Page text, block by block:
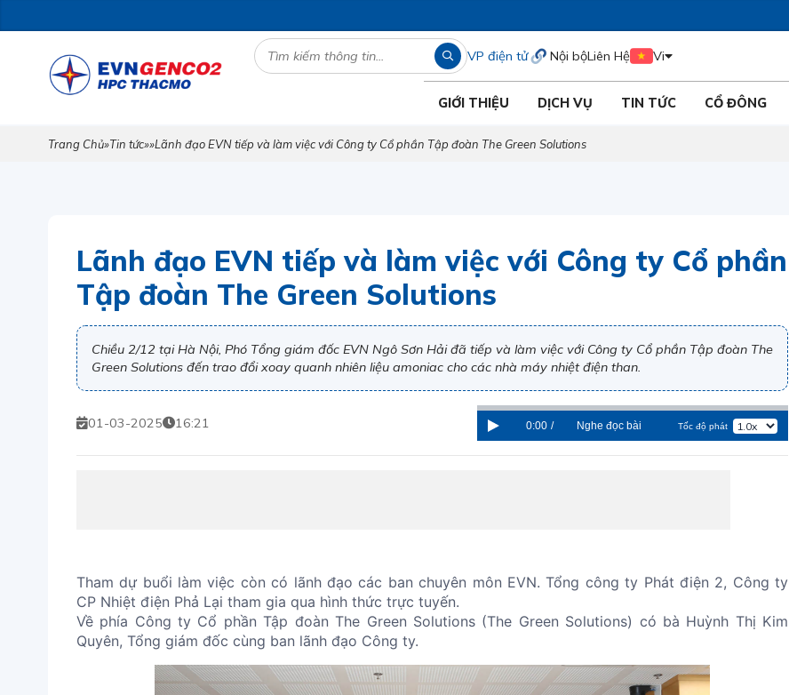
VP điện tử Nội bộLiên Hệ Vi
GIỚI THIỆU DỊCH VỤ TIN TỨC CỔ ĐÔNG
Trang Chủ»Tin tức»»Lãnh đạo EVN tiếp và làm việc với Công ty Cổ phần Tập đoàn The Green Solutions
Lãnh đạo EVN tiếp và làm việc với Công ty Cổ phần
Tập đoàn The Green Solutions
Chiều 2/12 tại Hà Nội, Phó Tổng giám đốc EVN Ngô Sơn Hải đã tiếp và làm việc với Công ty Cổ phần Tập đoàn The
Green Solutions đến trao đổi xoay quanh nhiên liệu amoniac cho các nhà máy nhiệt điện than.
01-03-2025 16:21 0:00 / Nghe đọc bài Tốc độ phát
Tham dự buổi làm việc còn có lãnh đạo các ban chuyên môn EVN. Tổng công ty Phát điện 2, Công ty
CP Nhiệt điện Phả Lại tham gia qua hình thức trực tuyến.
Về phía Công ty Cổ phần Tập đoàn The Green Solutions (The Green Solutions) có bà Huỳnh Thị Kim
Quyên, Tổng giám đốc cùng ban lãnh đạo Công ty.